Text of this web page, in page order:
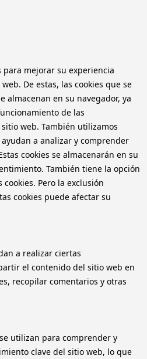
para mejorar su experiencia
De estas, las cookies que se
almacenan en su navegador, ya
de las
web. También utilizamos
a analizar y comprender
cookies se almacenarán en su
También tiene la opción
Pero la exclusión
cookies puede afectar su
a realizar ciertas
el contenido del sitio web en
recopilar comentarios y otras
utilizan para comprender y
clave del sitio web, lo que